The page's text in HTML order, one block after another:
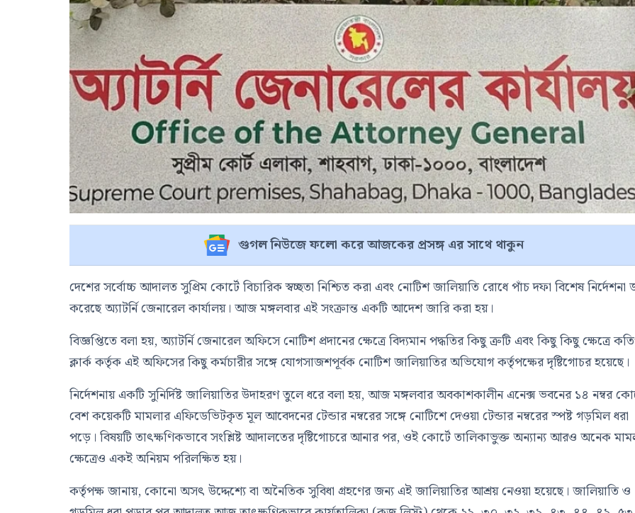
গুগল নিউজে ফলো করে আজকের প্রসঙ্গ এর সাথে থাকুন
দেশের সর্বোচ্চ আদালত সুপ্রিম কোর্টে বিচারিক স্বচ্ছতা নিশ্চিত করা এবং নোটিশ জালিয়াতি রোধে পাঁচ দফা বিশেষ নির্দেশনা
করেছে অ্যাটর্নি জেনারেল কার্যালয়। আজ মঙ্গলবার এই সংক্রান্ত একটি আদেশ জারি করা হয়।
বিজ্ঞপ্তিতে বলা হয়, অ্যাটর্নি জেনারেল অফিসে নোটিশ প্রদানের ক্ষেত্রে বিদ্যমান পদ্ধতির কিছু ত্রুটি এবং কিছু কিছু ক্ষেত্রে
ক্লার্ক কর্তৃক এই অফিসের কিছু কর্মচারীর সঙ্গে যোগসাজশপূর্বক নোটিশ জালিয়াতির অভিযোগ কর্তৃপক্ষের দৃষ্টিগোচর হয়েছে।
নির্দেশনায় একটি সুনির্দিষ্ট জালিয়াতির উদাহরণ তুলে ধরে বলা হয়, আজ মঙ্গলবার অবকাশকালীন এনেক্স ভবনের ১৪ নম্বর
বেশ কয়েকটি মামলার এফিডেভিটকৃত মূল আবেদনের টেন্ডার নম্বরের সঙ্গে নোটিশে দেওয়া টেন্ডার নম্বরের স্পষ্ট গড়মিল ধরা
পড়ে। বিষয়টি তাৎক্ষণিকভাবে সংশ্লিষ্ট আদালতের দৃষ্টিগোচরে আনার পর, ওই কোর্টে তালিকাভুক্ত অন্যান্য আরও অনেক
ক্ষেত্রেও একই অনিয়ম পরিলক্ষিত হয়।
কর্তৃপক্ষ জানায়, কোনো অসৎ উদ্দেশ্যে বা অনৈতিক সুবিধা গ্রহণের জন্য এই জালিয়াতির আশ্রয় নেওয়া হয়েছে। জালিয়াতি ও